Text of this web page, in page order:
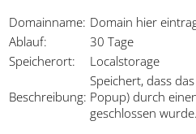
Domainname: Domain hier
Ablauf:
30 Tage
Speicherort:
Localstorage
Beschreibung:
Speichert, dass
Popup) durch
geschlossen wurde.